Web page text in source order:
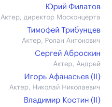
Юрий Филатов
Актер, директор Москонцерта
Тимофей Трибунцев
Актер, Ролан Антонович
Сергей Аброскин
Актер, Андрей
Игорь Афанасьев (II)
Актер, Николай Николаевич
Владимир Костин (II)